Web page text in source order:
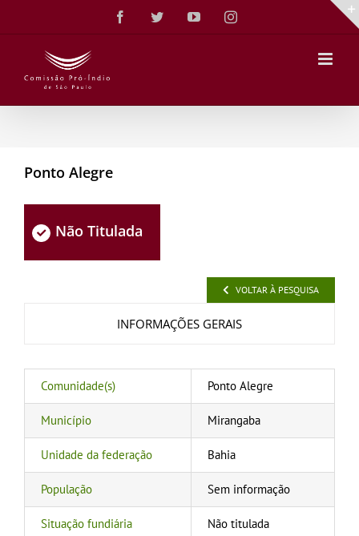
conteúdo
FacebookTwitterYouTubeInstagram
Ponto Alegre
Não Titulada
VOLTAR À PESQUISA
INFORMAÇÕES GERAIS
Comunidade(s) Ponto Alegre
Município Mirangaba
Unidade da federação Bahia
População Sem informação
Situação fundiária Não titulada